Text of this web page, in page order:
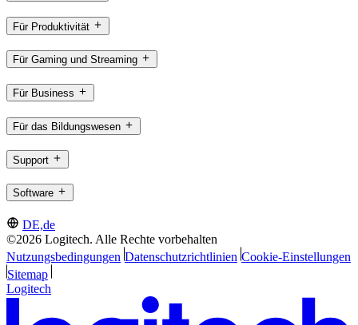
Für Produktivität
Für Gaming und Streaming
Für Business
Für das Bildungswesen
Support
Software
DE,de
©2026 Logitech. Alle Rechte vorbehalten
Nutzungsbedingungen Datenschutzrichtlinien Cookie-Einstellungen
Sitemap
Logitech